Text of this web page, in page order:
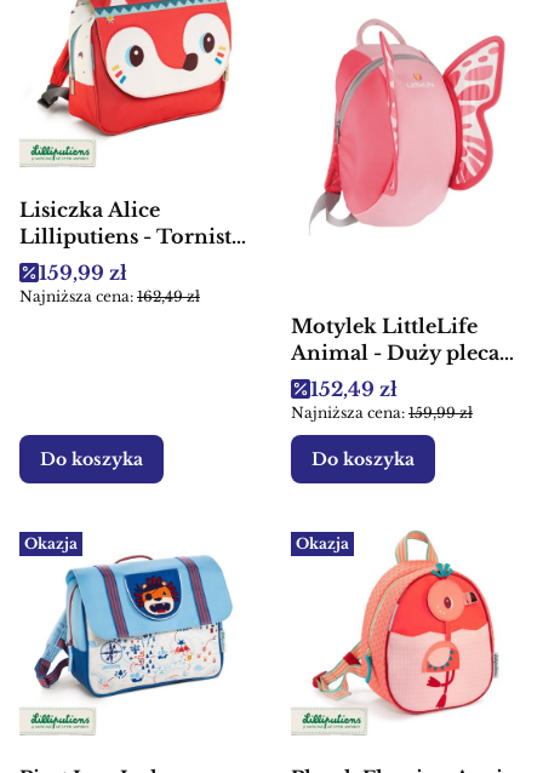
Lisiczka Alice
Lilliputiens - Tornister
plecak dla dzieci
Cena promocyjna
159,99 zł
Najniższa cena: 162,49 zł
Do koszyka
Motylek LittleLife
Animal - Duży plecak
dla dzieci
Cena promocyjna
152,49 zł
Najniższa cena: 159,99 zł
Do koszyka
Okazja Okazja